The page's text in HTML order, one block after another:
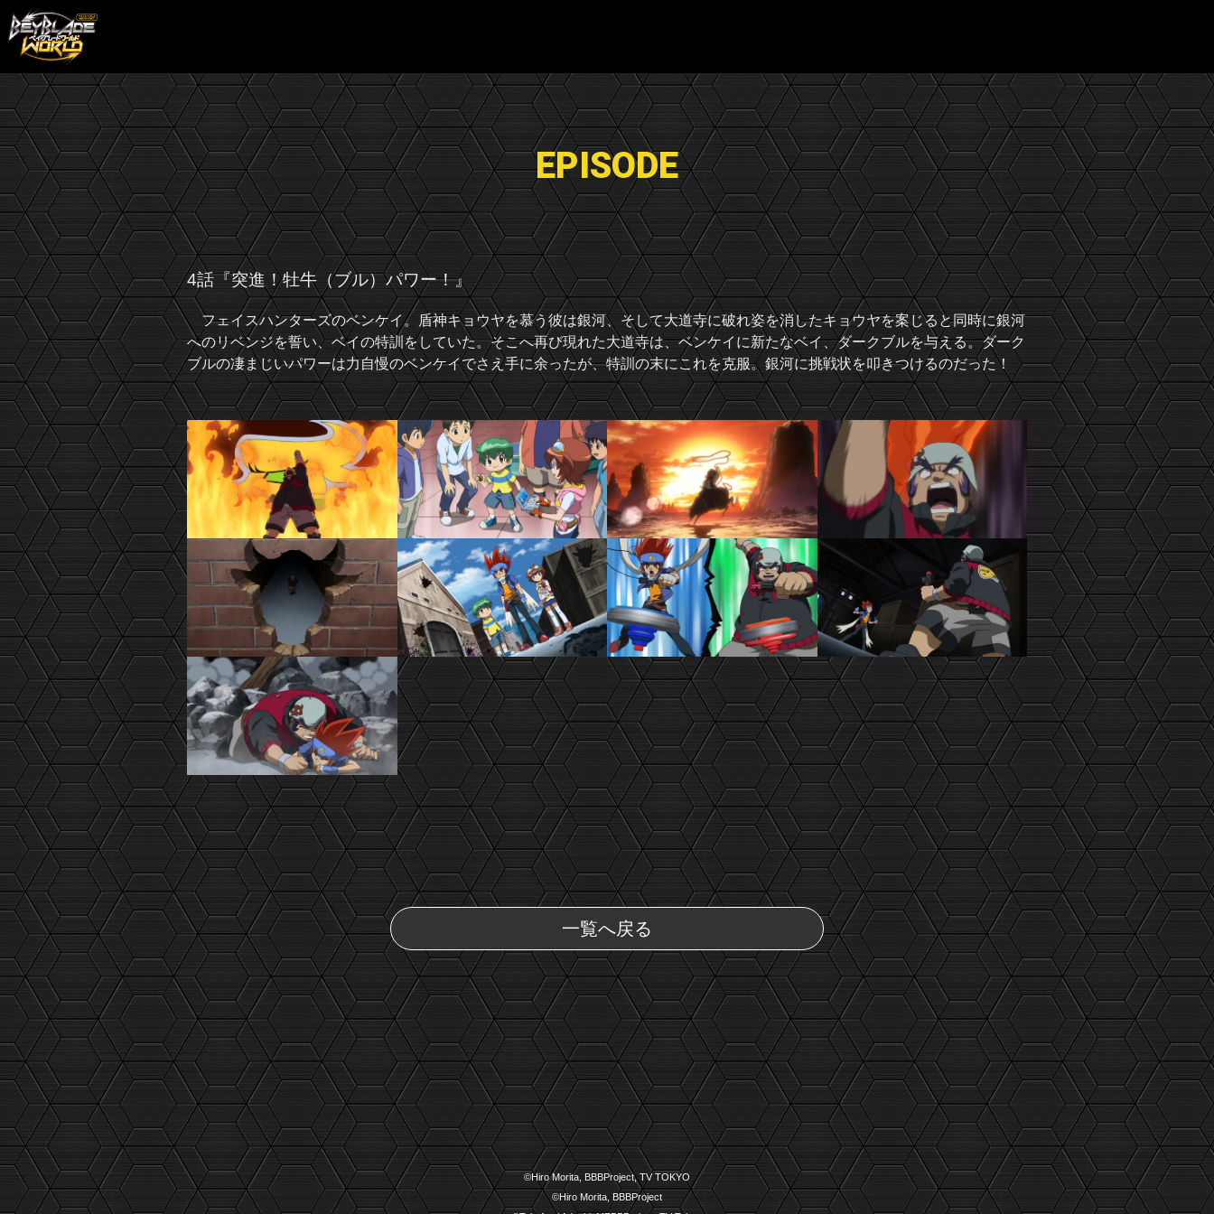
EPISODE
4話『突進！牡牛（ブル）パワー！』
フェイスハンターズのベンケイ。盾神キョウヤを慕う彼は銀河、そして大道寺に破れ姿を消したキョウヤを案じると同時に銀河
へのリベンジを誓い、ベイの特訓をしていた。そこへ再び現れた大道寺は、ベンケイに新たなベイ、ダークブルを与える。ダーク
ブルの凄まじいパワーは力自慢のベンケイでさえ手に余ったが、特訓の末にこれを克服。銀河に挑戦状を叩きつけるのだった！
一覧へ戻る
©Hiro Morita, BBBProject, TV TOKYO
©Hiro Morita, BBBProject